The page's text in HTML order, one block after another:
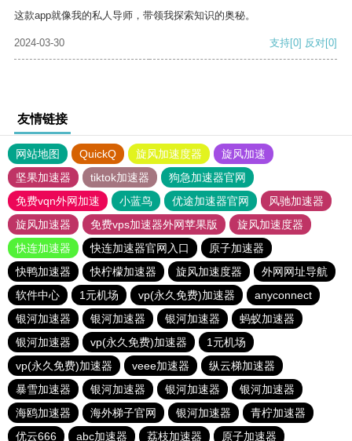
这款app就像我的私人导师，带领我探索知识的奥秘。
2024-03-30 支持[0] 反对[0]
友情链接
网站地图 QuickQ 旋风加速度器
旋风加速
坚果加速器
tiktok加速器
狗急加速器官网
免费vqn外网加速
小蓝鸟 优途加速器官网
风驰加速器
旋风加速器
免费vps加速器外网苹果版
旋风加速度器
快连加速器
快连加速器官网入口
原子加速器
快鸭加速器
快柠檬加速器 旋风加速度器
外网网址导航
软件中心
1元机场 vp(永久免费)加速器
anyconnect
银河加速器
银河加速器 银河加速器
蚂蚁加速器
银河加速器
vp(永久免费)加速器
1元机场
vp(永久免费)加速器
veee加速器
纵云梯加速器
暴雪加速器
银河加速器 银河加速器
银河加速器
海鸥加速器
海外梯子官网 银河加速器
青柠加速器
优云666
abc加速器 荔枝加速器 原子加速器